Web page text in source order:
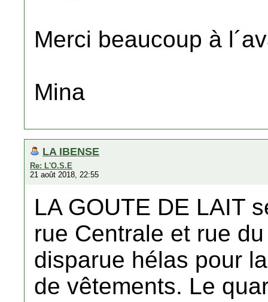
Merci beaucoup à
Mina
LA IBENSE
Re: L'O.S.E
21 août 2018, 22:55
LA GOUTE DE LAIT
rue Centrale et rue
disparue hélas pour
de vêtements. Le